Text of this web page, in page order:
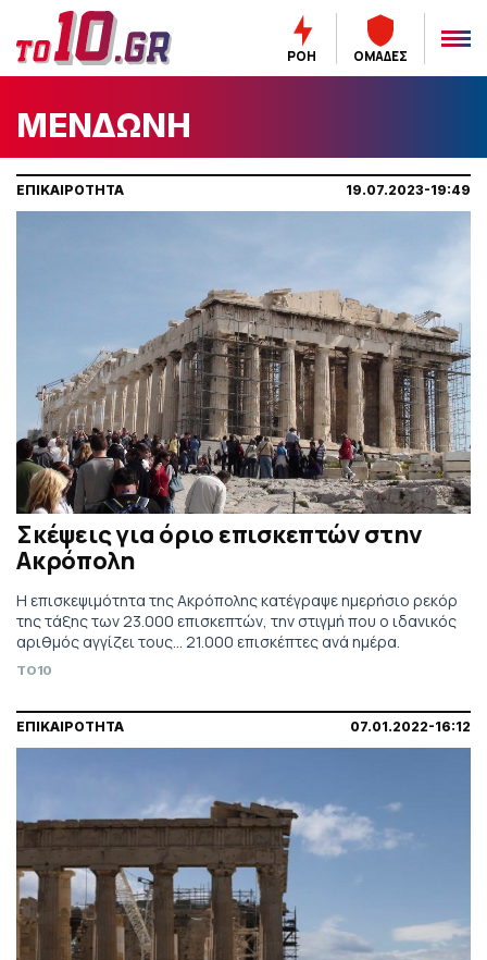
ΡΟΗ ΟΜΑΔΕΣ
ΜΕΝΔΩΝΗ
ΕΠΙΚΑΙΡΟΤΗΤΑ 19.07.2023-19:49
Σκέψεις για όριο επισκεπτών στην
Ακρόπολη
Η επισκεψιμότητα της Ακρόπολης κατέγραψε ημερήσιο ρεκόρ
της τάξης των 23.000 επισκεπτών, την στιγμή που ο ιδανικός
αριθμός αγγίζει τους... 21.000 επισκέπτες ανά ημέρα.
TO10
ΕΠΙΚΑΙΡΟΤΗΤΑ 07.01.2022-16:12